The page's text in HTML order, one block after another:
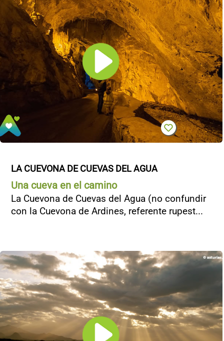
LA CUEVONA DE CUEVAS DEL AGUA
Una cueva en el camino
La Cuevona de Cuevas del Agua (no confundir
con la Cuevona de Ardines, referente rupest...